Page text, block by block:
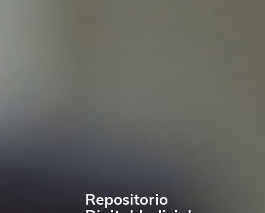
Repositorio